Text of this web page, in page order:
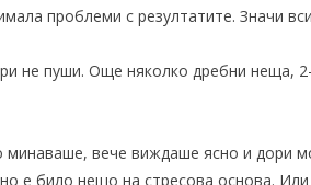
проблеми с резултатите. Значи
не пуши. Още няколко дребни неща,
минаваше, вече виждаше ясно и дори
е било нещо на стресова основа.